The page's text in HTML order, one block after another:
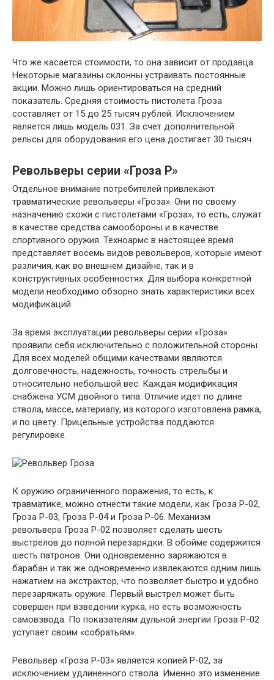
Что же касается стоимости, то она зависит от продавца.
Некоторые магазины склонны устраивать постоянные
акции. Можно лишь ориентироваться на средний
показатель. Средняя стоимость пистолета Гроза
составляет от 15 до 25 тысяч рублей. Исключением
является лишь модель 031. За счет дополнительной
рельсы для оборудования его цена достигает 30 тысяч.
Револьверы серии «Гроза Р»
Отдельное внимание потребителей привлекают
травматические револьверы «Гроза». Они по своему
назначению схожи с пистолетами «Гроза», то есть, служат
в качестве средства самообороны и в качестве
спортивного оружия. Техноармс в настоящее время
представляет восемь видов револьверов, которые имеют
различия, как во внешнем дизайне, так и в
конструктивных особенностях. Для выбора конкретной
модели необходимо обзорно знать характеристики всех
модификаций.
За время эксплуатации револьверы серии «Гроза»
проявили себя исключительно с положительной стороны.
Для всех моделей общими качествами являются
долговечность, надежность, точность стрельбы и
относительно небольшой вес. Каждая модификация
снабжена УСМ двойного типа. Отличие идет по длине
ствола, массе, материалу, из которого изготовлена рамка,
и по цвету. Прицельные устройства поддаются
регулировке.
К оружию ограниченного поражения, то есть, к
травматике, можно отнести такие модели, как Гроза Р-02,
Гроза Р-03, Гроза Р-04 и Гроза Р-06. Механизм
револьвера Гроза Р-02 позволяет сделать шесть
выстрелов до полной перезарядки. В обойме содержится
шесть патронов. Они одновременно заряжаются в
барабан и так же одновременно извлекаются одним лишь
нажатием на экстрактор, что позволяет быстро и удобно
перезаряжать оружие. Первый выстрел может быть
совершен при взведении курка, но есть возможность
самовзвода. По показателям дульной энергии Гроза Р-02
уступает своим «собратьям».
Револьвер «Гроза Р-03» является копией Р-02, за
исключением удлиненного ствола. Именно это изменение